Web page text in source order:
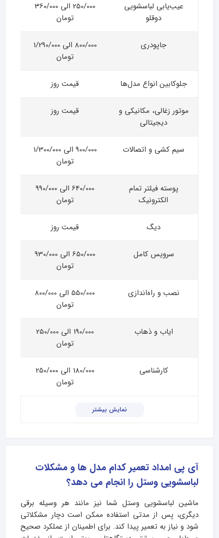
عیب‌یابی لباسشویی
دوقلو
250/000 الی 360/000
تومان
جاپودری
800/000 الی 1/290/000
تومان
جلوکابین انواع مدل‌ها قیمت روز
موتور زغالی، مکانیکی و
دیجیتالی
قیمت روز
سیم کشی و اتصالات
900/000 الی 1/300/000
تومان
پوسته فیلتر تمام
الکترونیک
640/000 الی 990/000
تومان
دیگ قیمت روز
سرویس کامل
650/000 الی 930/000
تومان
نصب و راه‌اندازی
550/000 الی 800/000
تومان
ایاب و ذهاب
190/000 الی 250/000
تومان
کارشناسی
180/000 الی 250/000
تومان
نمایش بیشتر
آی پی امداد تعمیر کدام مدل ها و مشکلات
لباسشویی وستل را انجام می دهد؟
ماشین لباسشویی وستل شما نیز مانند هر وسیله برقی
دیگری، پس از مدتی استفاده ممکن است دچار مشکلاتی
شود و نیاز به تعمیر پیدا کند. برای اطمینان از عملکرد صحیح